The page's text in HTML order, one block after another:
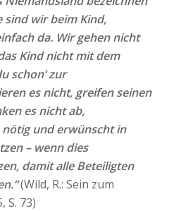
sind wir beim Kind,
da. Wir gehen nicht
Kind nicht mit dem
schon‘ zur
es nicht, greifen seinen
es nicht ab,
und erwünscht in
– wenn dies
damit alle Beteiligten
(Wild, R.: Sein zum
S. 73)